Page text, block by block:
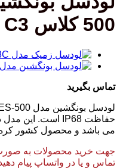
500 کلاس C3 ظرفیت 5 تن
تماس بگیرید
می باشد و محصول کشور
جهت خرید محصولات به
تماس و یا در واتساپ پیام